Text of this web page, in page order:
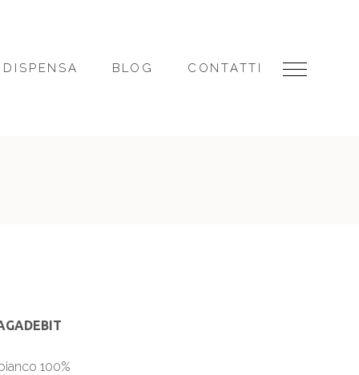
BLOG CONTATTI
100%